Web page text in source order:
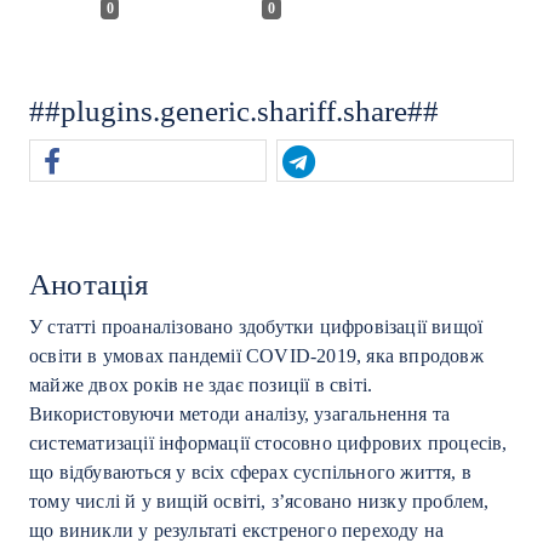
0 0
##plugins.generic.shariff.share##
Анотація
У статті проаналізовано здобутки цифровізації вищої
освіти в умовах пандемії COVID-2019, яка впродовж
майже двох років не здає позиції в світі.
Використовуючи методи аналізу, узагальнення та
систематизації інформації стосовно цифрових процесів,
що відбуваються у всіх сферах суспільного життя, в
тому числі й у вищій освіті, з’ясовано низку проблем,
що виникли у результаті екстреного переходу на